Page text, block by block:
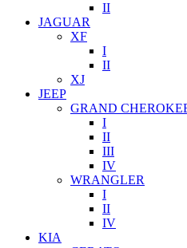
II
JAGUAR
XF
I
II
XJ
JEEP
GRAND
I
II
III
IV
WRANGLER
I
II
IV
KIA